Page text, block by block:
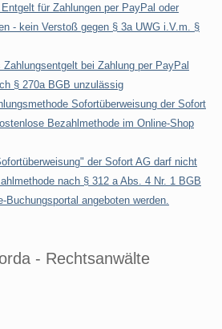
für Zahlungen per PayPal oder
- kein Verstoß gegen § 3a UWG i.V.m. §
Zahlungsentgelt bei Zahlung per PayPal
§ 270a BGB unzulässig
Sofortüberweisung der Sofort
Bezahlmethode im Online-Shop
der Sofort AG darf nicht
nach § 312 a Abs. 4 Nr. 1 BGB
Buchungsportal angeboten werden.
- Rechtsanwälte